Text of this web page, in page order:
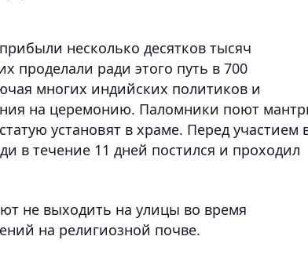
несколько десятков тысяч
проделали ради этого путь в 700
многих индийских политиков и
на церемонию. Паломники поют
установят в храме. Перед участием
в течение 11 дней постился и проходил
не выходить на улицы во время
на религиозной почве.